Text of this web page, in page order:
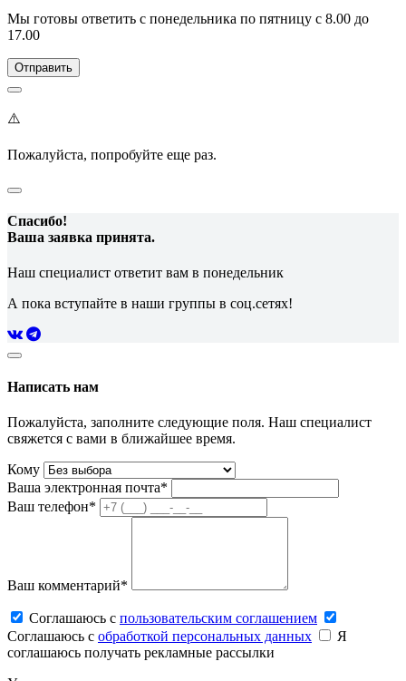
Мы готовы ответить с понедельника по пятницу с 8.00 до
17.00
⚠️
Пожалуйста, попробуйте еще раз.
Спасибо!
Ваша заявка принята.
Наш специалист ответит вам в понедельник
А пока вступайте в наши группы в соц.сетях!
Написать нам
Пожалуйста, заполните следующие поля. Наш специалист
свяжется с вами в ближайшее время.
Кому
Ваша электронная почта*
Ваш телефон*
Ваш комментарий*
Соглашаюсь c пользовательским соглашением
Соглашаюсь c обработкой персональных данных
Я
соглашаюсь получать рекламные рассылки